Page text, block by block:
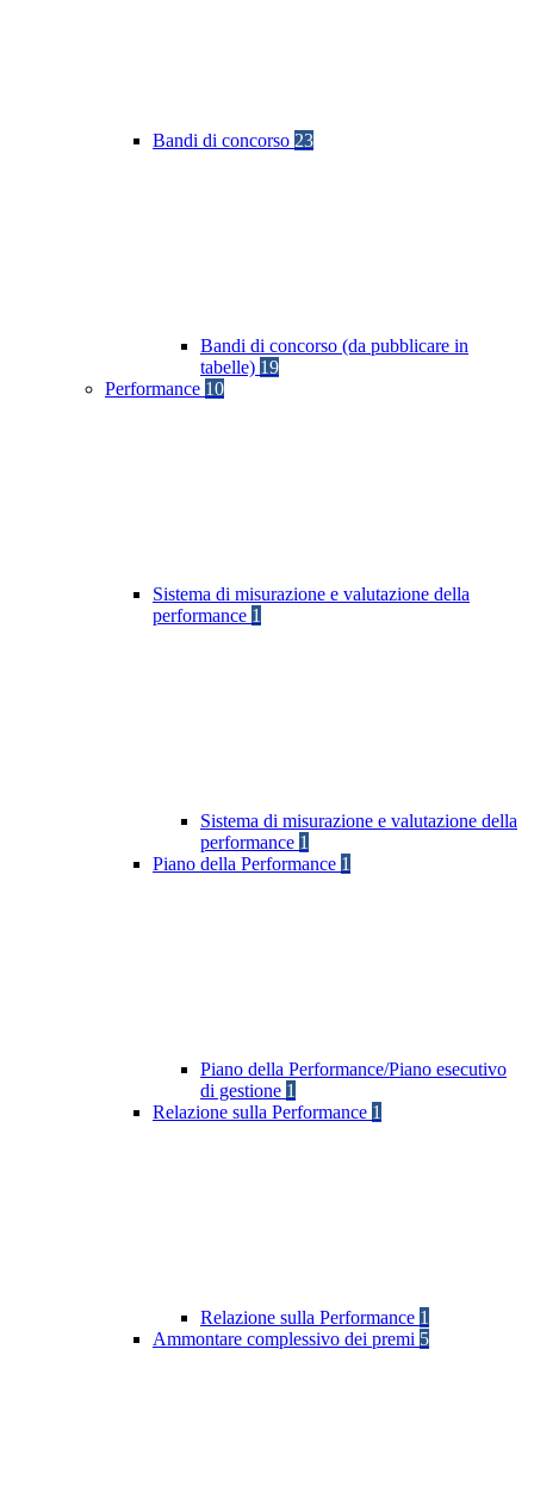
Bandi di concorso 23
Bandi di concorso (da pubblicare in
tabelle) 19
Performance 10
Sistema di misurazione e valutazione della
performance 1
Sistema di misurazione e valutazione della
performance 1
Piano della Performance 1
Piano della Performance/Piano esecutivo
di gestione 1
Relazione sulla Performance 1
Relazione sulla Performance 1
Ammontare complessivo dei premi 5